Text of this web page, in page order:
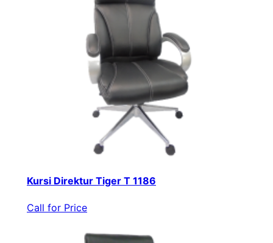
Kursi Direktur Tiger T 1186
Call for Price